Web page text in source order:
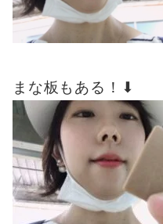
まな板もある！⬇︎